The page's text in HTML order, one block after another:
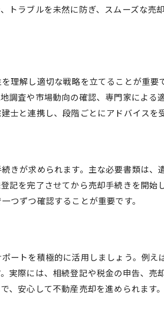
続物件の売却時に注意したい税金対策
不動産売却時の税金計算の基本知識
相続税と不動産売却の賢い両立方法
ムーズな不動産売却の流れと実践法
大阪市での不動産売却サポート活用
売却活動を円滑に進めるポイント紹介
不動産売却大阪市で実践したい準備事
家族の信頼関係を守る不動産売却大阪
不動産売却で起こる相続人間の問題
公正な資産分割のための不動産売却活
トラブルを未然に防ぎ、スムーズな売
理解し適切な戦略を立てることが重
調査や市場動向の確認、専門家によ
士と連携し、段階ごとにアドバイスを
きが求められます。主な必要書類は
記を完了させてから売却手続きを開
つずつ確認することが重要です。
ートを積極的に活用しましょう。例
実際には、相続登記や税金の申告、
、安心して不動産売却を進められます。